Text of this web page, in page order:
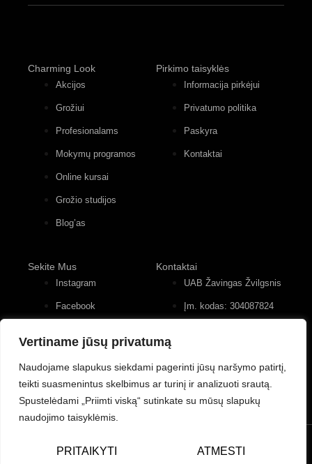
Vertiname jūsų privatumą
Naudojame slapukus siekdami pagerinti jūsų naršymo patirtį,
teikti suasmenintus skelbimus ar turinį ir analizuoti srautą.
Spustelėdami „Priimti viską“ sutinkate su mūsų slapukų
naudojimo taisyklėmis.
PRITAIKYTI ATMESTI
Charming Look
Akcijos
Grožiui
Profesionalams
Mokymų programos
Online kursai
Grožio studijos
Blog’as
Pirkimo taisyklės
Informacija pirkėjui
Privatumo politika
Paskyra
Kontaktai
Sekite Mus
Instagram
Facebook
Kontaktai
UAB Žavingas Žvilgsnis
Įm. kodas: 304087824
© UAB Žavingas Žvilgsnis/Charming Look. Visos teisės